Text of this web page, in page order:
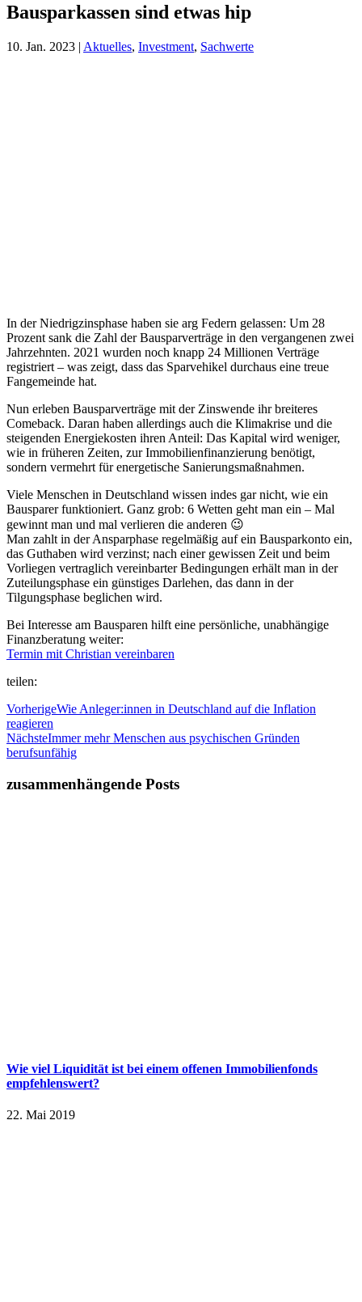
Bausparkassen sind etwas hip
10. Jan. 2023 | Aktuelles, Investment, Sachwerte
In der Niedrigzinsphase haben sie arg Federn gelassen: Um 28
Prozent sank die Zahl der Bausparverträge in den vergangenen zwei
Jahrzehnten. 2021 wurden noch knapp 24 Millionen Verträge
registriert – was zeigt, dass das Sparvehikel durchaus eine treue
Fangemeinde hat.
Nun erleben Bausparverträge mit der Zinswende ihr breiteres
Comeback. Daran haben allerdings auch die Klimakrise und die
steigenden Energiekosten ihren Anteil: Das Kapital wird weniger,
wie in früheren Zeiten, zur Immobilienfinanzierung benötigt,
sondern vermehrt für energetische Sanierungsmaßnahmen.
Viele Menschen in Deutschland wissen indes gar nicht, wie ein
Bausparer funktioniert. Ganz grob: 6 Wetten geht man ein – Mal
gewinnt man und mal verlieren die anderen 😉
Man zahlt in der Ansparphase regelmäßig auf ein Bausparkonto ein,
das Guthaben wird verzinst; nach einer gewissen Zeit und beim
Vorliegen vertraglich vereinbarter Bedingungen erhält man in der
Zuteilungsphase ein günstiges Darlehen, das dann in der
Tilgungsphase beglichen wird.
Bei Interesse am Bausparen hilft eine persönliche, unabhängige
Finanzberatung weiter:
Termin mit Christian vereinbaren
teilen:
VorherigeWie Anleger:innen in Deutschland auf die Inflation
reagieren
NächsteImmer mehr Menschen aus psychischen Gründen
berufsunfähig
zusammenhängende Posts
Wie viel Liquidität ist bei einem offenen Immobilienfonds
empfehlenswert?
22. Mai 2019